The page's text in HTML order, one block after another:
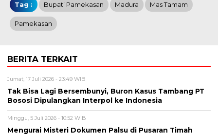
Tag : Bupati Pamekasan Madura Mas Tamam
Pamekasan
BERITA TERKAIT
Jumat, 17 Juli 2026 - 23:49 WIB
Tak Bisa Lagi Bersembunyi, Buron Kasus Tambang PT
Bososi Dipulangkan Interpol ke Indonesia
Minggu, 5 Juli 2026 - 10:52 WIB
Mengurai Misteri Dokumen Palsu di Pusaran Timah